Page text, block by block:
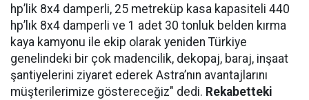
hp’lik 8x4 damperli, 25 metreküp kasa kapasiteli 440
hp’lık 8x4 damperli ve 1 adet 30 tonluk belden kırma
kaya kamyonu ile ekip olarak yeniden Türkiye
genelindeki bir çok madencilik, dekopaj, baraj, inşaat
şantiyelerini ziyaret ederek Astra’nın avantajlarını
müşterilerimize göstereceğiz" dedi. Rekabetteki